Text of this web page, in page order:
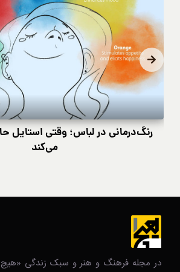
رنگ‌درمانی در لباس؛ وقتی استایل
می‌کند
در مجله فرهنگ و هنر و سبک زندگی‌